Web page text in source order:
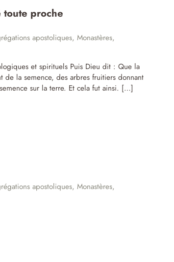
proche
apostoliques, Monastères,
et spirituels Puis Dieu dit : Que la
la semence, des arbres fruitiers donnant
sur la terre. Et cela fut ainsi. […]
apostoliques, Monastères,